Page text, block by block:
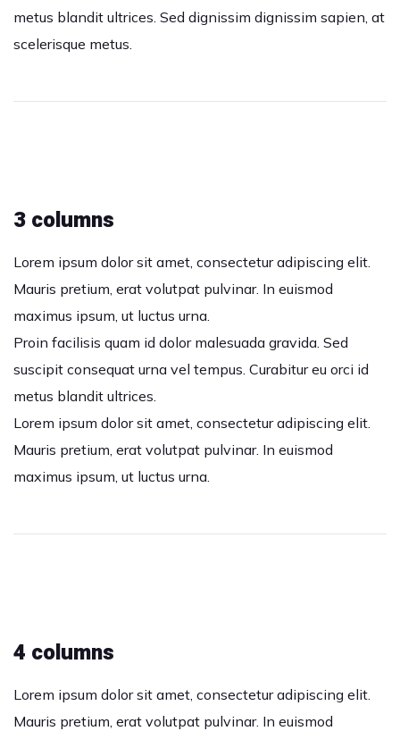
metus blandit ultrices. Sed dignissim dignissim sapien, at
scelerisque metus.
3 columns
Lorem ipsum dolor sit amet, consectetur adipiscing elit.
Mauris pretium, erat volutpat pulvinar. In euismod
maximus ipsum, ut luctus urna.
Proin facilisis quam id dolor malesuada gravida. Sed
suscipit consequat urna vel tempus. Curabitur eu orci id
metus blandit ultrices.
Lorem ipsum dolor sit amet, consectetur adipiscing elit.
Mauris pretium, erat volutpat pulvinar. In euismod
maximus ipsum, ut luctus urna.
4 columns
Lorem ipsum dolor sit amet, consectetur adipiscing elit.
Mauris pretium, erat volutpat pulvinar. In euismod